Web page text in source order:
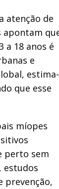
atenção de
apontam
a 18 anos é
e
estima-
que esse
míopes
perto sem
estudos
prevenção,